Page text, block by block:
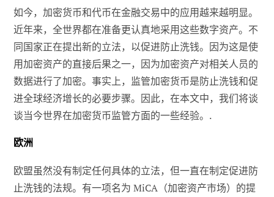
者
别
如今，加密货币和代币在金融交易中的应用越来越明显。
近年来，全世界都在准备更认真地采用这些数字资产。不
同国家正在提出新的立法，以促进防止洗钱。因为这是使
用加密资产的直接后果之一，因为加密资产对相关人员的
数据进行了加密。事实上，监管加密货币是防止洗钱和促
进全球经济增长的必要步骤。因此，在本文中，我们将谈
谈当今世界在加密货币监管方面的一些经验。.
欧洲
欧盟虽然没有制定任何具体的立法，但一直在制定促进防
止洗钱的法规。有一项名为 MiCA（加密资产市场）的提